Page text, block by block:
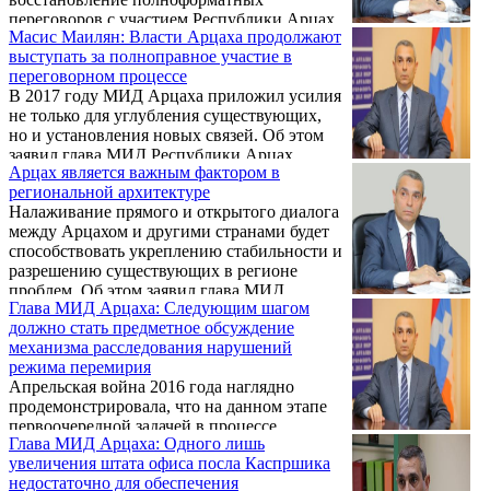
конфликта — Арменией, Карабахом и
Азербайджаном. В связи с этим, данная
проблема является для Ирана
приграничной, а значит ...
переговоров с участием Республики Арцах
на всех его этапах, заявил журналистам
глава МИД Республики Арцах Масис
Маилян. По его словам, полноценное
участие Арцаха в переговорах повысит
эффективность мирного процесса. Власти
Арцаха продолжают выступать за
полноправное участие в процессе и готовы
де-юре взять на себя свою долю
ответственности за поддержание
региональной ...
Масис Маилян: Власти Арцаха продолжают
выступать за полноправное участие в
переговорном процессе
В 2017 году МИД Арцаха приложил усилия
не только для углубления существующих,
но и установления новых связей. Об этом
заявил глава МИД Республики Арцах
Масис Маилян 19 февраля на пресс-
конференции.
Арцах является важным фактором в
региональной архитектуре
Налаживание прямого и открытого диалога
между Арцахом и другими странами будет
способствовать укреплению стабильности и
разрешению существующих в регионе
проблем. Об этом заявил глава МИД
Республики Арцах Масис Маилян на пресс-
конференции 19 февраля, отвечая на вопрос
об инициативе по установлению прямых
связей с Арцахом, с которыми в последнее
время выступили представители
политических и общественных кругов
США и Франции.
Глава МИД Арцаха: Следующим шагом
должно стать предметное обсуждение
механизма расследования нарушений
режима перемирия
Апрельская война 2016 года наглядно
продемонстрировала, что на данном этапе
первоочередной задачей в процессе
урегулирования азербайджано-карабахского
конфликта является укрепление режима
прекращения огня и обеспечение
Глава МИД Арцаха: Одного лишь
увеличения штата офиса посла Каспршика
недостаточно для обеспечения